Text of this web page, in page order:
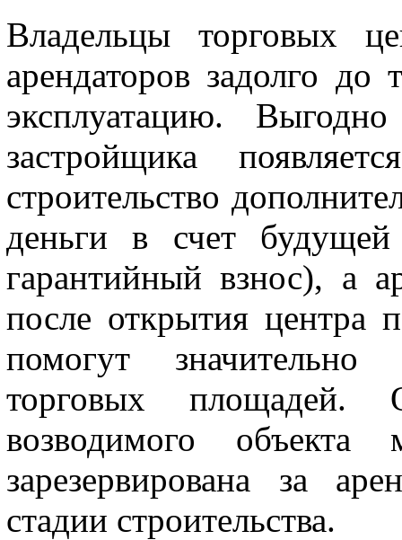
Владельцы торговых
арендаторов задолго до
эксплуатацию.
застройщика
строительство
деньги в счет
гарантийный взнос), а
после открытия центра
помогут
торговых площадей.
возводимого объекта
зарезервирована за
стадии строительства.